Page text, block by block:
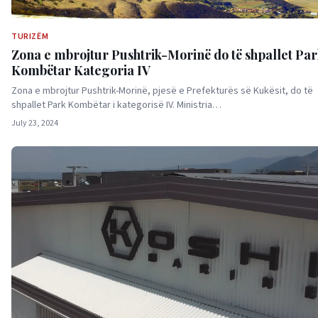
TURIZËM
Zona e mbrojtur Pushtrik-Morinë do të shpallet
Kombëtar Kategoria IV
Zona e mbrojtur Pushtrik-Morinë, pjesë e Prefekturës së Kukësit, do të
shpallet Park Kombëtar i kategorisë IV. Ministria…
July 23, 2024